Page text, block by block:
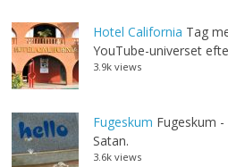
Hotel California Tag
YouTube-universet
3.9k views
Fugeskum Fugeskum
Satan.
3.6k views